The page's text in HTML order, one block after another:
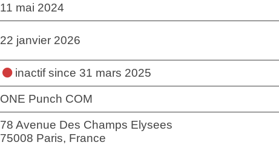
11 mai 2024
22 janvier 2026
inactifsince 31 mars 2025
ONE Punch COM
78 Avenue Des Champs Elysees
75008 Paris, France